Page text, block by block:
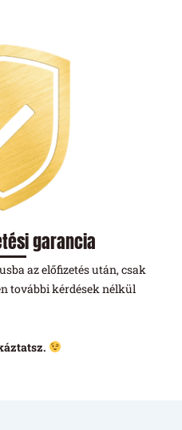
garancia
az előfizetés után, csak
további kérdések nélkül